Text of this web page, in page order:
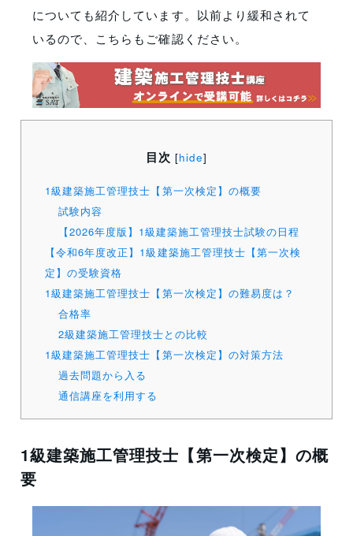
についても紹介しています。以前より緩和されて
いるので、こちらもご確認ください。
目次 [hide]
1級建築施工管理技士【第一次検定】の概要
試験内容
【2026年度版】1級建築施工管理技士試験の日程
【令和6年度改正】1級建築施工管理技士【第一次検
定】の受験資格
1級建築施工管理技士【第一次検定】の難易度は？
合格率
2級建築施工管理技士との比較
1級建築施工管理技士【第一次検定】の対策方法
過去問題から入る
通信講座を利用する
1級建築施工管理技士【第一次検定】の概
要